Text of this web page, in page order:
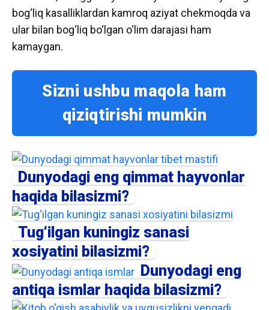
bog‘liq kasalliklardan kamroq aziyat chekmoqda va
ular bilan bog‘liq bo‘lgan o‘lim darajasi ham
kamaygan.
Sizni ushbu maqola ham
qiziqtirishi mumkin
Dunyodagi eng qimmat hayvonlar
haqida bilasizmi?
Tug‘ilgan kuningiz sanasi
xosiyatini bilasizmi?
Dunyodagi eng
antiqa ismlar haqida bilasizmi?